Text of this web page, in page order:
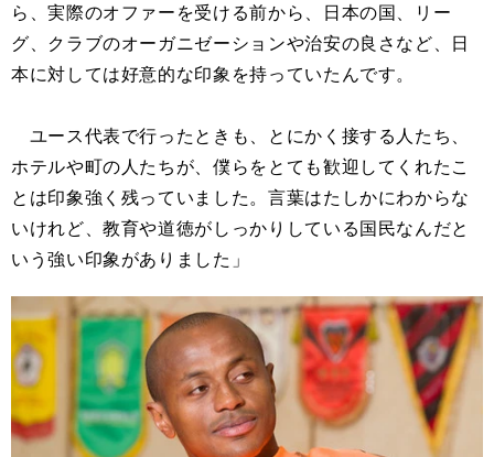
ら、実際のオファーを受ける前から、日本の国、リー
グ、クラブのオーガニゼーションや治安の良さなど、日
本に対しては好意的な印象を持っていたんです。
ユース代表で行ったときも、とにかく接する人たち、
ホテルや町の人たちが、僕らをとても歓迎してくれたこ
とは印象強く残っていました。言葉はたしかにわからな
いけれど、教育や道徳がしっかりしている国民なんだと
いう強い印象がありました」